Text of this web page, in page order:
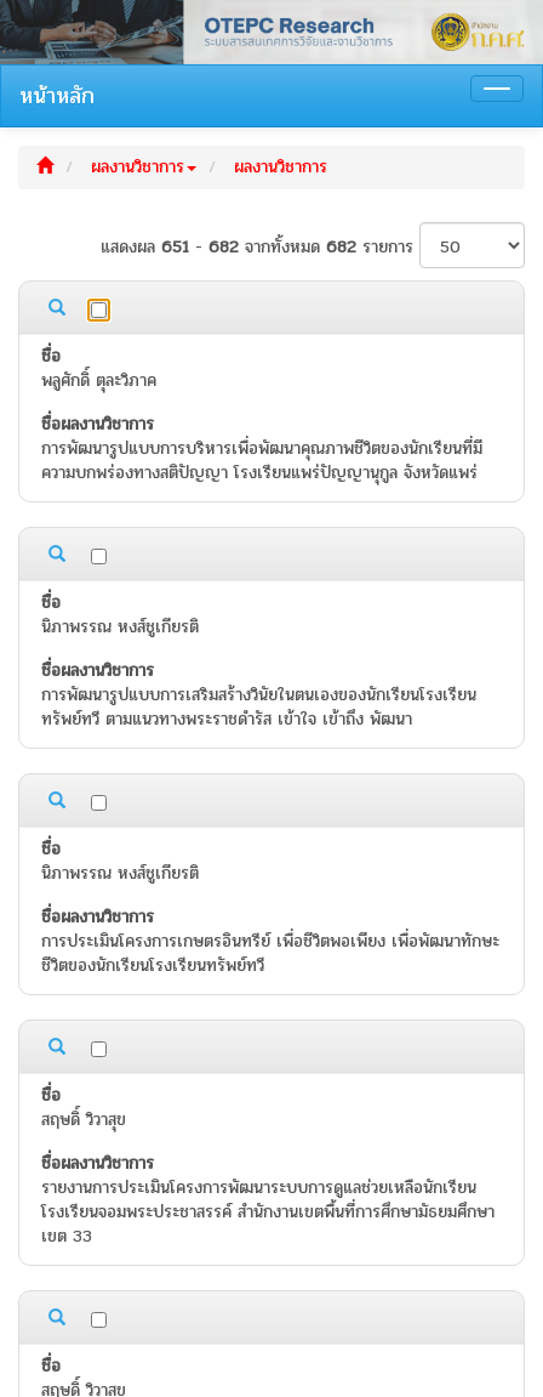
Skip
to
table
Skip
to
menu
Skip
to
search
Hotkeys
reference
หน้าหลัก
ผลงานวิชาการ
ผลงานวิชาการ
แสดงผล 651 - 682 จากทั้งหมด 682 รายการ
พลูศักดิ์ ตุละวิภาค
การพัฒนารูปแบบการบริหารเพื่อพัฒนาคุณภาพชีวิตของนักเรียนที่มี
ความบกพร่องทางสติปัญญา โรงเรียนแพร่ปัญญานุกูล จังหวัดแพร่
นิภาพรรณ หงส์ชูเกียรติ
การพัฒนารูปแบบการเสริมสร้างวินัยในตนเองของนักเรียนโรงเรียน
ทรัพย์ทวี ตามแนวทางพระราชดำรัส เข้าใจ เข้าถึง พัฒนา
นิภาพรรณ หงส์ชูเกียรติ
การประเมินโครงการเกษตรอินทรีย์ เพื่อชีวิตพอเพียง เพื่อพัฒนาทักษะ
ชีวิตของนักเรียนโรงเรียนทรัพย์ทวี
สฤษดิ์ วิวาสุข
รายงานการประเมินโครงการพัฒนาระบบการดูแลช่วยเหลือนักเรียน
โรงเรียนจอมพระประชาสรรค์ สำนักงานเขตพื้นที่การศึกษามัธยมศึกษา
เขต 33
สฤษดิ์ วิวาสุข